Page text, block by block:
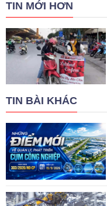
TIN MỚI HƠN
TIN BÀI KHÁC